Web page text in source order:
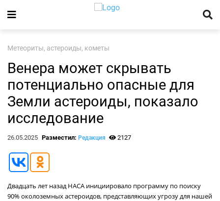
Метеориты, астероиды, кометы
Венера может скрывать
потенциально опасные для
Земли астероиды, показало
исследование
26.05.2025 Разместил: Редакция 2127
Двадцать лет назад НАСА инициировало программу по поиску
90% околоземных астероидов, представляющих угрозу для нашей